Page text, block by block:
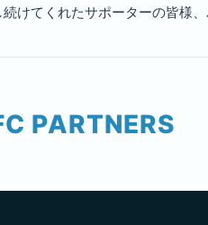
けてくれたサポーターの皆様
PARTNERS